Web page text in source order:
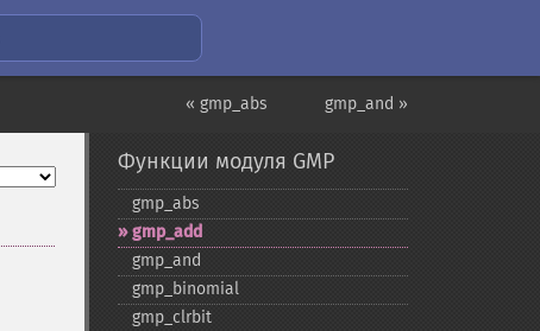
gmp_and »
« gmp_abs
Функции модуля GMP
gmp_​abs
gmp_​add
gmp_​and
gmp_​binomial
gmp_​clrbit